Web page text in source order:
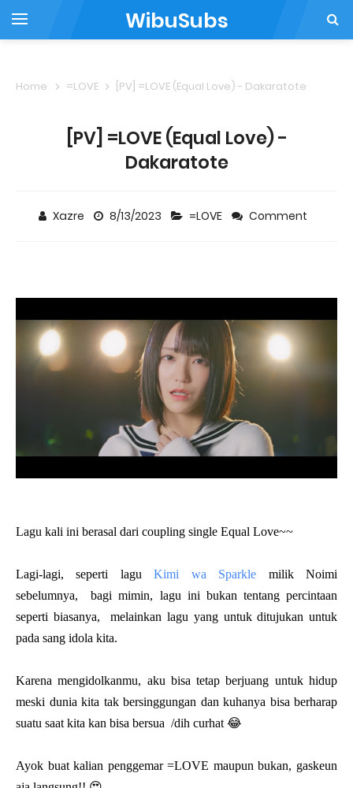
WibuSubs
Home =LOVE [PV] =LOVE (Equal Love) - Dakaratote
[PV] =LOVE (Equal Love) -
Dakaratote
Xazre 8/13/2023 =LOVE Comment
Lagu kali ini berasal dari coupling single Equal Love~~
Lagi-lagi, seperti laguKimi wa Sparkle milik Noimi
sebelumnya, bagi mimin, lagu ini bukan tentang percintaan
seperti biasanya, melainkan lagu yang untuk ditujukan untuk
pada sang idola kita.
Karena mengidolkanmu, aku bisa tetap berjuang untuk hidup
meski dunia kita tak bersinggungan dan kuhanya bisa berharap
suatu saat kita kan bisa bersua /dih curhat 😂
Ayok buat kalian penggemar =LOVE maupun bukan, gaskeun